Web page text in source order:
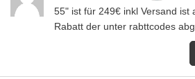
55" ist für 249€ inkl Versand ist
Rabatt der unter rabttcodes